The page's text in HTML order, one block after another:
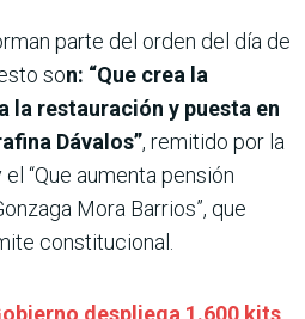
parte del orden del día de
son: “Que crea la
la restauración y puesta en
Dávalos”, remitido por la
“Que aumenta pensión
Mora Barrios”, que
constitucional.
despliega 1.600 kits